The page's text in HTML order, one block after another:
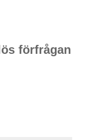
förfrågan